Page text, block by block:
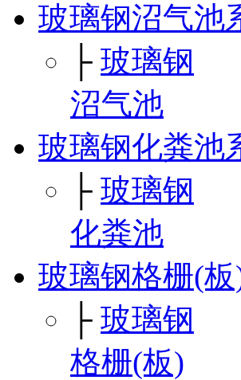
玻璃钢沼气池
├ 玻璃钢
沼气池
玻璃钢化粪池
├ 玻璃钢
化粪池
玻璃钢格栅(板
├ 玻璃钢
格栅(板)